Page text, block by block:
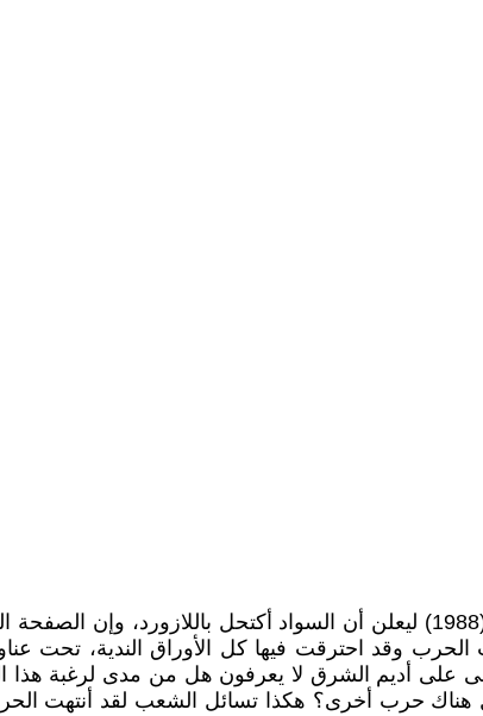
أنتهت ثمان سنوات والحال هو الحال، الناس تنتظر اليوم المأمول لخلاصها، حتى جاء الثامن من آب عام (1988) ليعلن أن
وقد احترقت فيها كل الأوراق الندية، تحت
على أديم الشرق لا يعرفون هل من مدى لرغبة هذا
هناك حرب أخرى؟ هكذا تسائل الشعب لقد أنتهت